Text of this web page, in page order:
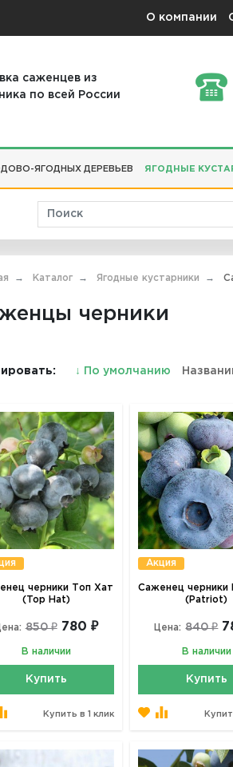
О компании
саженцев из
по всей России
ЯГОДНЫХ ДЕРЕВЬЕВ ЯГОДНЫЕ
Каталог Ягодные кустарники
черники
↓ По умолчанию
черники Топ Хат
(Top Hat)
850 ₽ 780 ₽
В наличии
Купить
Купить в 1 клик
Акция
Саженец черники
(Patriot)
Цена: 840 ₽
В наличии
Купить